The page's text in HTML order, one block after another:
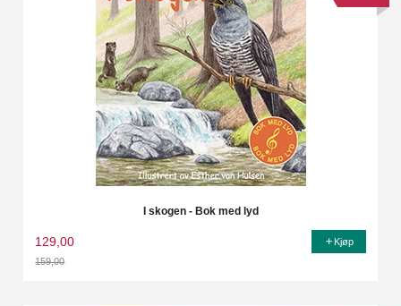
I skogen - Bok med lyd
129,00
159,00
Kjøp